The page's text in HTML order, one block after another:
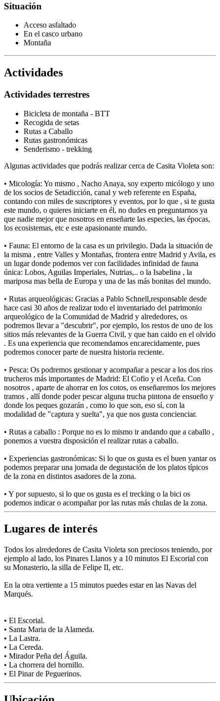
Situación
Acceso asfaltado
En el casco urbano
Montaña
Actividades
Actividades terrestres
Bicicleta de montaña - BTT
Recogida de setas
Rutas a Caballo
Rutas gastronómicas
Senderismo - trekking
Algunas actividades que podrás realizar cerca de Casita Violeta son:
• Micología: Yo mismo , Nacho Anaya, soy experto micólogo y uno
de los socios de Setadicción, canal y web referente en España,
contando con miles de suscriptores y eventos, por lo que , si te gusta
este mundo, o quieres iniciarte en él, no dudes en preguntarnos ya
que nadie mejor que nosotros en enseñarte las especies, las épocas,
los ecosistemas, etc e este apasionante mundo.
• Fauna: El entorno de la casa es un privilegio. Dada la situación de
la misma , entre Valles y Montañas, frontera entre Madrid y Avila, es
un lugar donde podemos ver con facilidades infinidad de fauna
única: Lobos, Aguilas Imperiales, Nutrias,.. o la Isabelina , la
mariposa mas bella de Europa y una de las más bonitas del mundo.
• Rutas arqueológicas: Gracias a Pablo Schnell,responsable desde
hace casi 30 años de realizar todo el inventariado del patrimonio
arqueológico de la Comunidad de Madrid y alrededores, os
podremos llevar a "descubrir", por ejemplo, los restos de uno de los
sitios más relevantes de la Guerra Civil, y que han caido en el olvido
. Es una experiencia que recomendamos encarecidamente, pues
podremos conocer parte de nuestra historia reciente.
• Pesca: Os podremos gestionar y acompañar a pescar a los dos rios
trucheros más importantes de Madrid: El Cofio y el Aceña. Con
nosotros , aparte de ahorrar en los cotos, os enseñaremos los mejores
tramos , allí donde poder pescar alguna trucha pintona de ensueño y
donde los peques gozarán , como lo que son, eso sí, con la
modalidad de "captura y suelta", ya que nos gusta concienciar.
• Rutas a caballo : Porque no es lo mismo ir andando que a caballo ,
ponemos a vuestra disposición el realizar rutas a caballo.
• Experiencias gastronómicas: Si lo que os gusta es el buen yantar os
podemos preparar una jornada de degustación de los platos típicos
de la zona en distintos asadores de la zona.
• Y por supuesto, si lo que os gusta es el trecking o la bici os
podemos indicar o acompañar por las rutas más chulas de la zona.
Lugares de interés
Todos los alrededores de Casita Violeta son preciosos teniendo, por
ejemplo al lado, los Pinares Llanos y a 10 minutos El Escorial con
su Monasterio, la silla de Felipe II, etc.
En la otra vertiente a 15 minutos puedes estar en las Navas del
Marqués.
• El Escorial.
• Santa Maria de la Alameda.
• La Lastra.
• La Cereda.
• Mirador Peña del Águila.
• La chorrera del hornillo.
• El Pinar de Peguerinos.